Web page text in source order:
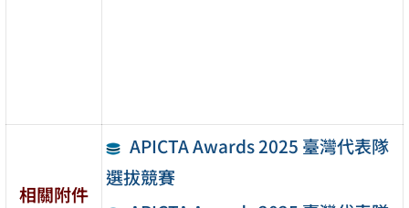
相關附件
APICTA Awards 2025 臺灣代表隊
選拔競賽